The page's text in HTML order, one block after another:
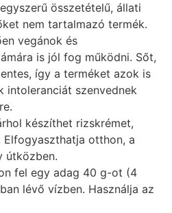
összetételű, állati
nem tartalmazó termék.
vegánok és
is jól fog működni. Sőt,
így a terméket azok is
intoleranciát szenvednek
készíthet rizskrémet,
otthon, a
útközben.
fel egy adag 40 g-ot (4
lévő vízben. Használja az